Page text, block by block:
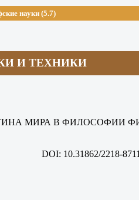
науки (5.7)
И ТЕХНИКИ
МИРА В ФИЛОСОФИИ
DOI: 10.31862/2218-